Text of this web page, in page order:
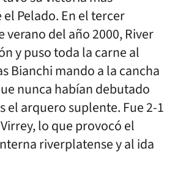
Pelado. En el tercer
verano del año 2000, River
y puso toda la carne al
Bianchi mando a la cancha
nunca habían debutado
el arquero suplente. Fue 2-1
lo que provocó el
riverplatense y al ida